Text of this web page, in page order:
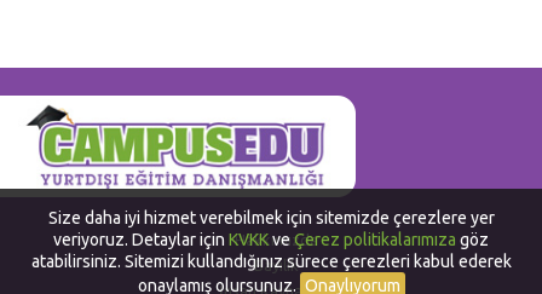
Hakkımızda
Bayilik
İnsan Kaynakları
Size daha iyi hizmet verebilmek için sitemizde çerezlere yer
veriyoruz. Detaylar için KVKKveÇerez politikalarımıza göz
atabilirsiniz. Sitemizi kullandığınız sürece çerezleri kabul ederek
onaylamış olursunuz. Onaylıyorum